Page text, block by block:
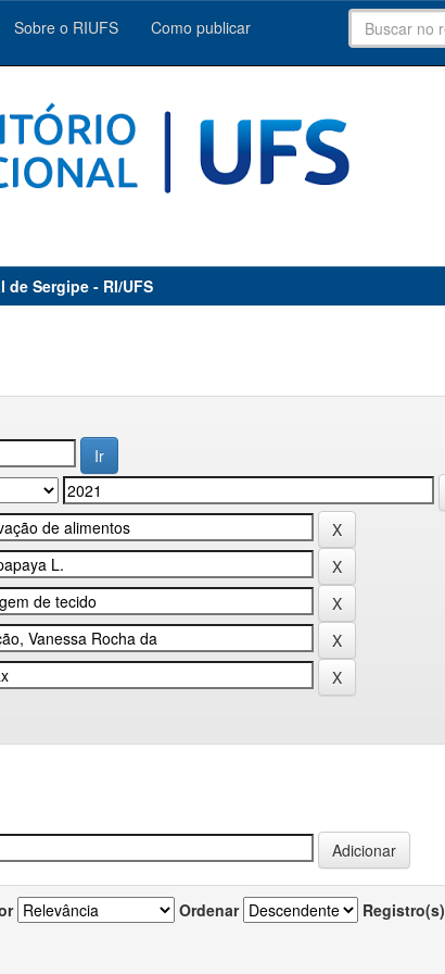
Sobre o RIUFS Como publicar
Sergipe - RI/UFS
Ordenar Registro(s)